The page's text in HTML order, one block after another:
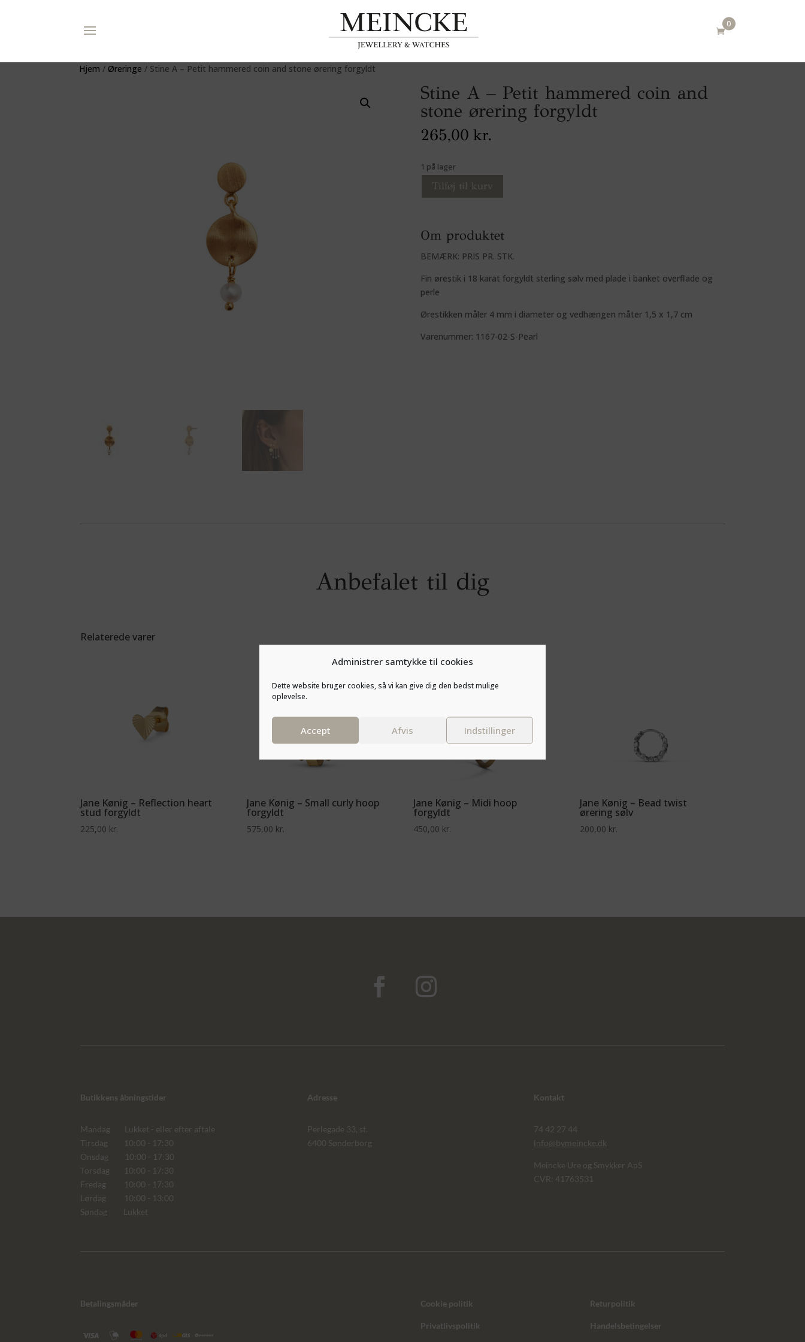
Administrer samtykke til cookies
Dette website bruger cookies, så vi kan give dig den bedst mulige
oplevelse.
Accept Afvis Indstillinger
0
Hjem / Øreringe / Stine A – Petit hammered coin and stone ørering forgyldt
Stine A – Petit hammered coin and
stone ørering forgyldt
265,00 kr.
1 på lager
Tilføj til kurv
Om produktet
BEMÆRK: PRIS PR. STK.
Fin ørestik i 18 karat forgyldt sterling sølv med plade i banket overflade og
perle
Ørestikken måler 4 mm i diameter og vedhængen måter 1,5 x 1,7 cm
Varenummer: 1167-02-S-Pearl
Anbefalet til dig
Relaterede varer
Jane Kønig – Reflection heart
stud forgyldt
225,00 kr.
Jane Kønig – Small curly hoop
forgyldt
575,00 kr.
Jane Kønig – Midi hoop
forgyldt
450,00 kr.
Jane Kønig – Bead twist
ørering sølv
200,00 kr.
Butikkens åbningstider
Mandag Lukket - eller efter aftale
Tirsdag 10:00 - 17:30
Onsdag 10:00 - 17:30
Torsdag 10:00 - 17:30
Fredag 10:00 - 17:30
Lørdag 10:00 - 13:00
Søndag Lukket
Adresse
Perlegade 33, st.
6400 Sønderborg
Kontakt
74 42 27 44
info@bymeincke.dk
Meincke Ure og Smykker ApS
CVR: 41763531
Betalingsmåder Cookie politik
Privatlivspolitik
Returpolitik
Handelsbetingelser